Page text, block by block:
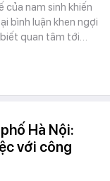
của nam sinh khiến
bình luận khen ngợi
biết quan tâm tới…
Hà Nội:
với công